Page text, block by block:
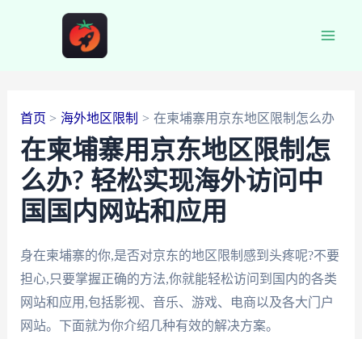
首页 海外地区限制 在柬埔寨用京东地区限制怎么办
在柬埔寨用京东地区限制怎
么办? 轻松实现海外访问中
国国内网站和应用
身在柬埔寨的你,是否对京东的地区限制感到头疼呢?不要
担心,只要掌握正确的方法,你就能轻松访问到国内的各类
网站和应用,包括影视、音乐、游戏、电商以及各大门户
网站。下面就为你介绍几种有效的解决方案。